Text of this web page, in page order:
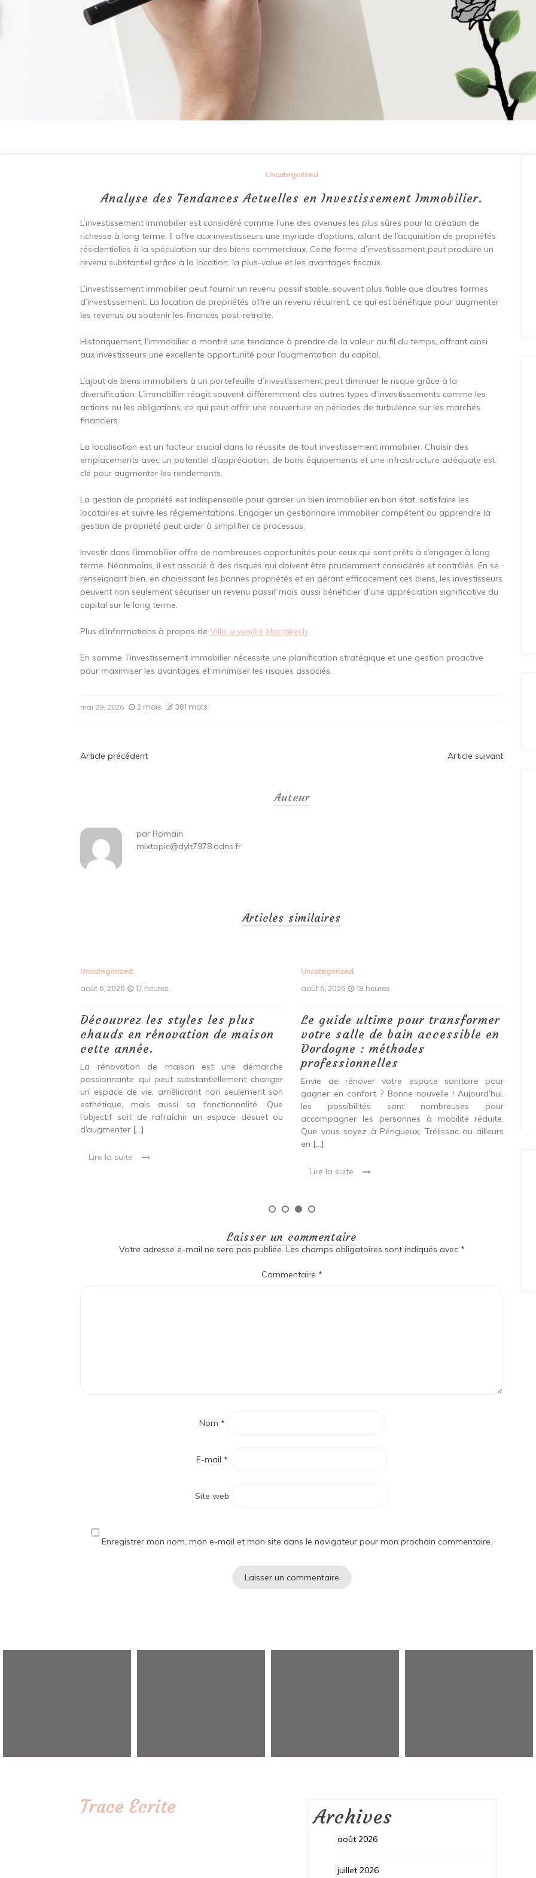
Uncategorized
Analyse des Tendances Actuelles en Investissement Immobilier.
L’investissement immobilier est considéré comme l’une des avenues les plus sûres pour la création de
richesse à long terme. Il offre aux investisseurs une myriade d’options, allant de l’acquisition de propriétés
résidentielles à la spéculation sur des biens commerciaux. Cette forme d’investissement peut produire un
revenu substantiel grâce à la location, la plus-value et les avantages fiscaux.
L’investissement immobilier peut fournir un revenu passif stable, souvent plus fiable que d’autres formes
d’investissement. La location de propriétés offre un revenu récurrent, ce qui est bénéfique pour augmenter
les revenus ou soutenir les finances post-retraite.
Historiquement, l’immobilier a montré une tendance à prendre de la valeur au fil du temps, offrant ainsi
aux investisseurs une excellente opportunité pour l’augmentation du capital.
L’ajout de biens immobiliers à un portefeuille d’investissement peut diminuer le risque grâce à la
diversification. L’immobilier réagit souvent différemment des autres types d’investissements comme les
actions ou les obligations, ce qui peut offrir une couverture en périodes de turbulence sur les marchés
financiers.
La localisation est un facteur crucial dans la réussite de tout investissement immobilier. Choisir des
emplacements avec un potentiel d’appréciation, de bons équipements et une infrastructure adéquate est
clé pour augmenter les rendements.
La gestion de propriété est indispensable pour garder un bien immobilier en bon état, satisfaire les
locataires et suivre les réglementations. Engager un gestionnaire immobilier compétent ou apprendre la
gestion de propriété peut aider à simplifier ce processus.
Investir dans l’immobilier offre de nombreuses opportunités pour ceux qui sont prêts à s’engager à long
terme. Néanmoins, il est associé à des risques qui doivent être prudemment considérés et contrôlés. En se
renseignant bien, en choisissant les bonnes propriétés et en gérant efficacement ces biens, les investisseurs
peuvent non seulement sécuriser un revenu passif mais aussi bénéficier d’une appréciation significative du
capital sur le long terme.
Plus d’informations à propos deVilla a vendre Marrakech
En somme, l’investissement immobilier nécessite une planification stratégique et une gestion proactive
pour maximiser les avantages et minimiser les risques associés.
mai 29, 2026 2 mois 381 mots
Navigation
Article précédent Article suivant
Auteur
par Romain
mixtopic@dylt7978.odns.fr
Articles similaires
Uncategorized
août 6, 2026 17 heures
Découvrez les styles les plus
chauds en rénovation de maison
cette année.
La rénovation de maison est une démarche
passionnante qui peut substantiellement changer
un espace de vie, améliorant non seulement son
esthétique, mais aussi sa fonctionnalité. Que
l’objectif soit de rafraîchir un espace désuet ou
d’augmenter […]
Lire la suite
Uncategorized
août 6, 2026 18 heures
Le guide ultime pour transformer
votre salle de bain accessible en
Dordogne : méthodes
professionnelles
Envie de rénover votre espace sanitaire pour
gagner en confort ? Bonne nouvelle ! Aujourd’hui,
les possibilités sont nombreuses pour
accompagner les personnes à mobilité réduite.
Que vous soyez à Périgueux, Trélissac ou ailleurs
en […]
Lire la suite
Laisser un commentaire
Votre adresse e-mail ne sera pas publiée. Les champs obligatoires sont indiqués avec *
Commentaire *
Nom *
E-mail *
Site web
Enregistrer mon nom, mon e-mail et mon site dans le navigateur pour mon prochain commentaire.
Trace Ecrite Archives
août 2026
juillet 2026